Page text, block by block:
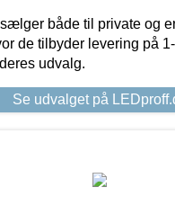
både til private og
de tilbyder levering på
udvalg.
Se udvalget på